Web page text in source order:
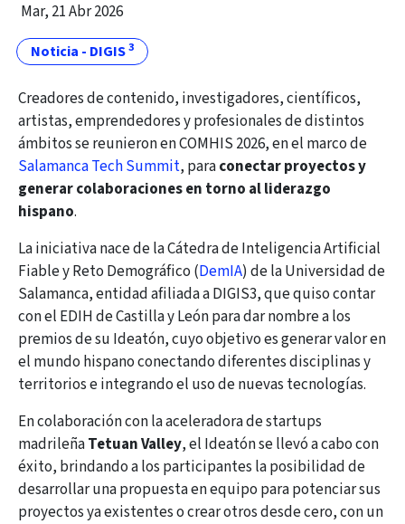
Mar, 21 Abr 2026
Noticia - DIGIS3
Creadores de contenido, investigadores, científicos,
artistas, emprendedores y profesionales de distintos
ámbitos se reunieron en COMHIS 2026, en el marco de
Salamanca Tech Summit, paraconectar proyectos y
generar colaboraciones en torno al liderazgo
hispano.
La iniciativa nace de la Cátedra de Inteligencia Artificial
Fiable y Reto Demográfico (DemIA) de la Universidad de
Salamanca, entidad afiliada a DIGIS3, que quiso contar
con el EDIH de Castilla y León para dar nombre a los
premios de su Ideatón, cuyo objetivo es generar valor en
el mundo hispano conectando diferentes disciplinas y
territorios e integrando el uso de nuevas tecnologías.
En colaboración con la aceleradora de startups
madrileñaTetuan Valley, el Ideatón se llevó a cabo con
éxito, brindando a los participantes la posibilidad de
desarrollar una propuesta en equipo para potenciar sus
proyectos ya existentes o crear otros desde cero, con un